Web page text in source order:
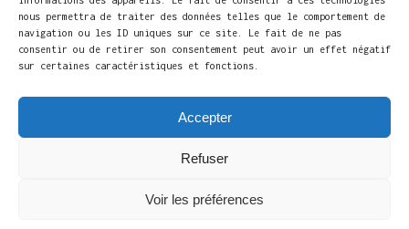
nous permettra de traiter des données telles que le comportement de
navigation ou les ID uniques sur ce site. Le fait de ne pas
consentir ou de retirer son consentement peut avoir un effet négatif
sur certaines caractéristiques et fonctions.
Accepter
Refuser
Voir les préférences
LIEU
Maison culturelle d’Ath